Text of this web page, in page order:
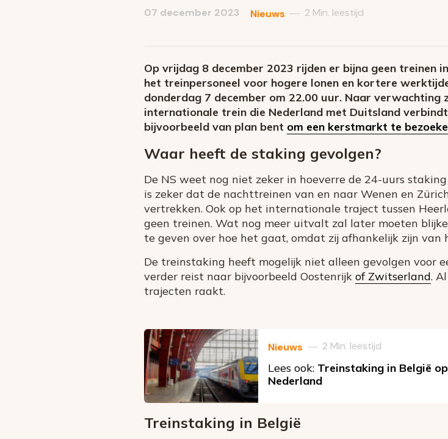
mail
07 december 2023 Nieuws — 2 Min. leestijd
Op vrijdag 8 december 2023 rijden er bijna geen treinen
het treinpersoneel voor hogere lonen en kortere
donderdag 7 december om 22.00 uur. Naar verwachting
internationale trein die Nederland met Duitsland
bijvoorbeeld van plan bent om een kerstmarkt te
Waar heeft de staking gevolgen?
De NS weet nog niet zeker in hoeverre de 24-uurs
is zeker dat de nachttreinen van en naar Wenen en
vertrekken. Ook op het internationale traject tussen
geen treinen. Wat nog meer uitvalt zal later moeten
te geven over hoe het gaat, omdat zij afhankelijk zijn van
De treinstaking heeft mogelijk niet alleen gevolgen voor
verder reist naar bijvoorbeeld Oostenrijk of Zwitserland.
trajecten raakt.
Nieuws — 2 Min. leestijd
Lees ook: Treinstaking in België
Nederland
Treinstaking in België